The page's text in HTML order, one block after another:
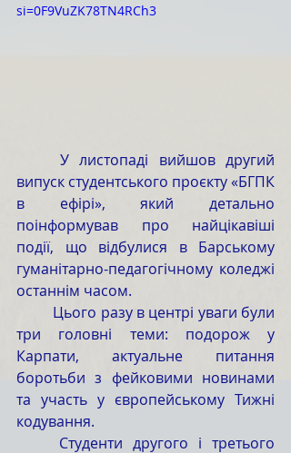
si=0F9VuZK78TN4RCh3
випуск студентського проєкту «БГПК
в ефірі», який детально
поінформував про найцікавіші
події, що відбулися в Барському
гуманітарно-педагогічному коледжі
останнім часом.
три головні теми: подорож у
Карпати, актуальне питання
боротьби з фейковими новинами
та участь у європейському Тижні
кодування.